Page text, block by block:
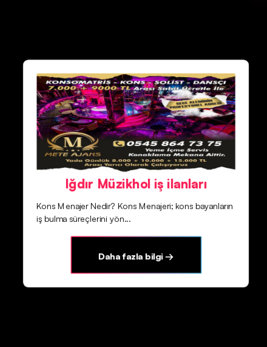
Iğdır Müzikhol iş ilanları
Kons Menajer Nedir? Kons Menajeri; kons bayanların
iş bulma süreçlerini yön...
Daha fazla bilgi →